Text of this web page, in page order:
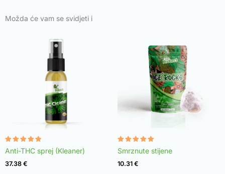
Možda će vam se svidjeti i
Rated
4.75
out of 5
Anti-THC sprej (Kleaner)
37.38 €
Rated
4.98
out of 5
Smrznute stijene
10.31 €